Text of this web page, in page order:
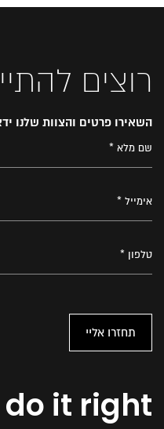
do it right
רוצים
השאירו פרטים והצוות שלנו